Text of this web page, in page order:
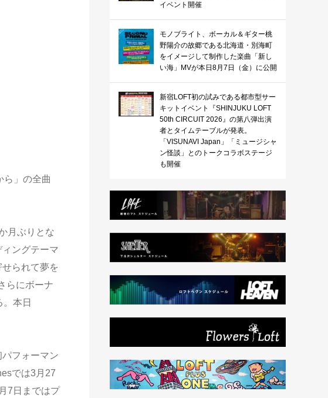
ら」の全曲
月ぶりとな
ングテーマ
られて夢を
らにボーナ
本日
フォーマン
では3月27
7日まではプ
イベント開催
モノブライト、ボーカル＆ギター桃
野陽介の故郷である北海道・別海町
をイメージして制作した楽曲「新し
い海」MVが本日8月7日（金）に公開
新宿LOFT初の試みである都市型サー
キットイベント『SHINJUKU LOFT
50th CIRCUIT 2026』の第八弾出演
者とタイムテーブルが発表。
「VISUNAVI Japan」「ミュージシャ
ン怪談」とのトークコラボステージ
も開催